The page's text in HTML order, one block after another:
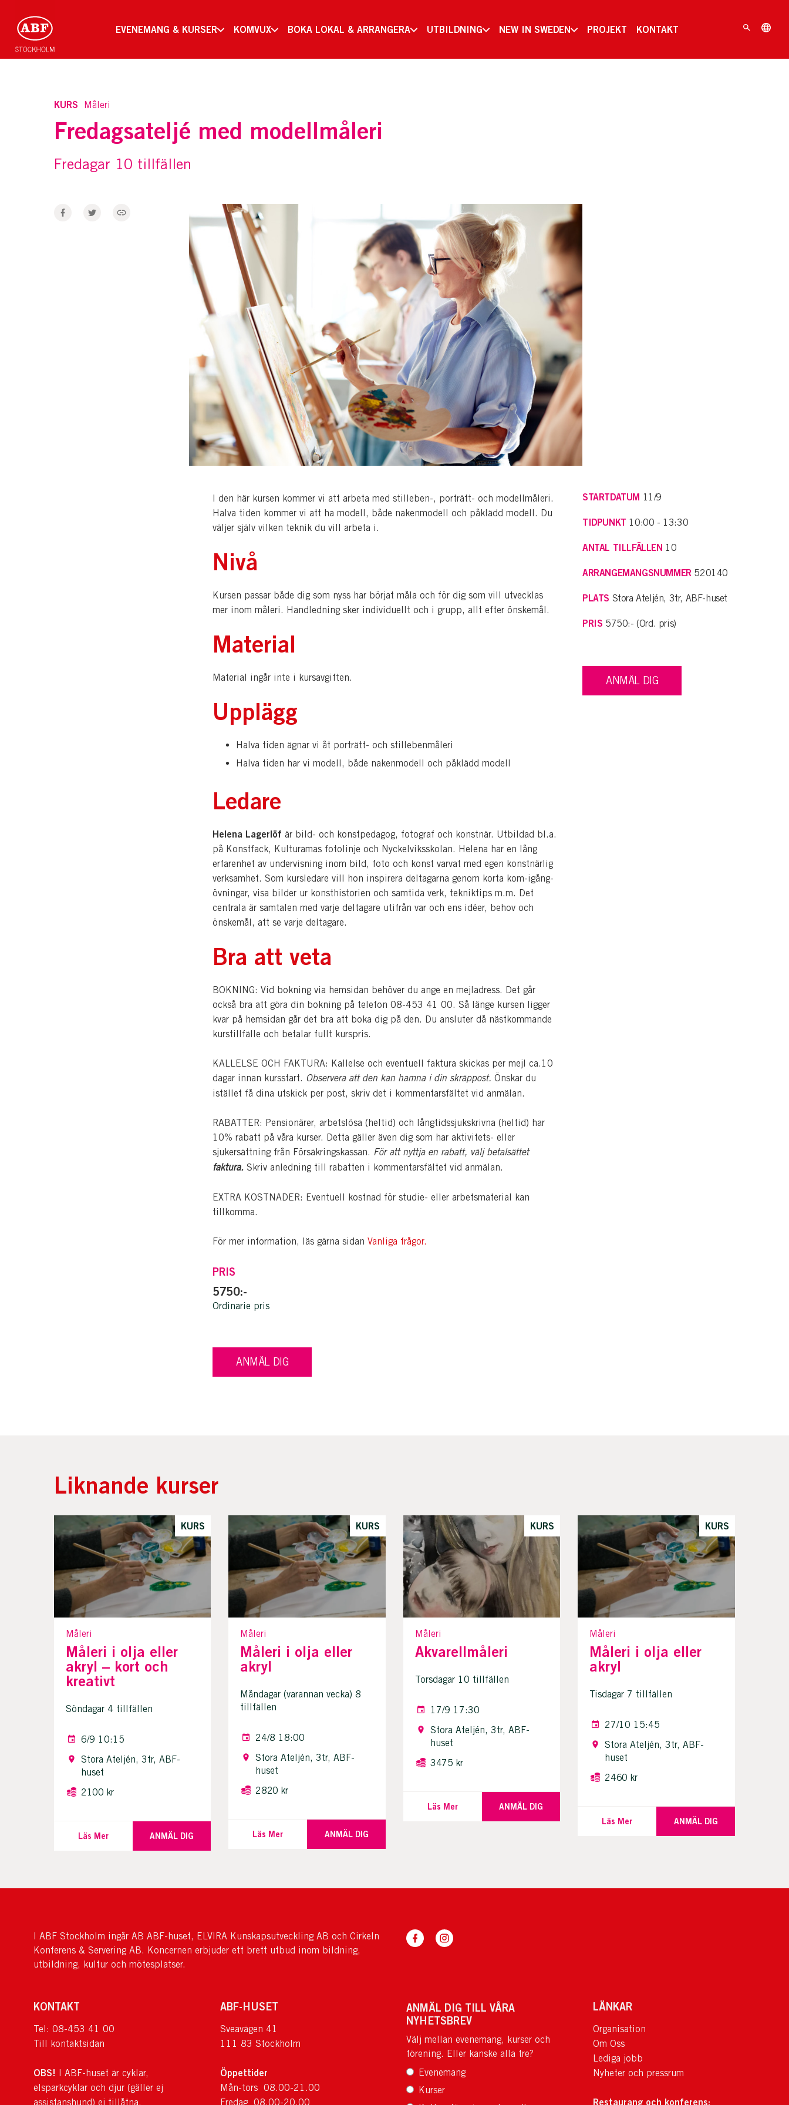
EVENEMANG & KURSER KOMVUX BOKA LOKAL & ARRANGERA UTBILDNING NEW IN SWEDEN PROJEKT KONTAKT
KURS Måleri
Fredagsateljé med modellmåleri
Fredagar 10 tillfällen
I den här kursen kommer vi att arbeta med stilleben-, porträtt- och modellmåleri.
Halva tiden kommer vi att ha modell, både nakenmodell och påklädd modell. Du
väljer själv vilken teknik du vill arbeta i.
Nivå
Kursen passar både dig som nyss har börjat måla och för dig som vill utvecklas
mer inom måleri. Handledning sker individuellt och i grupp, allt efter önskemål.
Material
Material ingår inte i kursavgiften.
Upplägg
Halva tiden ägnar vi åt porträtt- och stillebenmåleri
Halva tiden har vi modell, både nakenmodell och påklädd modell
Ledare
Helena Lagerlöf är bild- och konstpedagog, fotograf och konstnär. Utbildad bl.a.
på Konstfack, Kulturamas fotolinje och Nyckelviksskolan. Helena har en lång
erfarenhet av undervisning inom bild, foto och konst varvat med egen konstnärlig
verksamhet. Som kursledare vill hon inspirera deltagarna genom korta kom-igång-
övningar, visa bilder ur konsthistorien och samtida verk, tekniktips m.m. Det
centrala är samtalen med varje deltagare utifrån var och ens idéer, behov och
önskemål, att se varje deltagare.
Bra att veta
BOKNING: Vid bokning via hemsidan behöver du ange en mejladress. Det går
också bra att göra din bokning på telefon 08-453 41 00. Så länge kursen ligger
kvar på hemsidan går det bra att boka dig på den. Du ansluter då nästkommande
kurstillfälle och betalar fullt kurspris.
KALLELSE OCH FAKTURA: Kallelse och eventuell faktura skickas per mejl ca.10
dagar innan kursstart. Observera att den kan hamna i din skräppost. Önskar du
istället få dina utskick per post, skriv det i kommentarsfältet vid anmälan.
RABATTER: Pensionärer, arbetslösa (heltid) och långtidssjukskrivna (heltid) har
10% rabatt på våra kurser. Detta gäller även dig som har aktivitets- eller
sjukersättning från Försäkringskassan. För att nyttja en rabatt, välj betalsättet
faktura. Skriv anledning till rabatten i kommentarsfältet vid anmälan.
EXTRA KOSTNADER: Eventuell kostnad för studie- eller arbetsmaterial kan
tillkomma.
För mer information, läs gärna sidan Vanliga frågor.
PRIS
5750:-
Ordinarie pris
ANMÄL DIG
STARTDATUM 11/9
TIDPUNKT 10:00 - 13:30
ANTAL TILLFÄLLEN 10
ARRANGEMANGSNUMMER520140
PLATS Stora Ateljén, 3tr, ABF-huset
PRIS 5750:- (Ord. pris)
ANMÄL DIG
Liknande kurser
KURS
Måleri
Måleri i olja eller
akryl – kort och
kreativt
Söndagar 4 tillfällen
6/9 10:15
Stora Ateljén, 3tr, ABF-
huset
2100 kr
Läs Mer ANMÄL DIG
KURS
Måleri
Måleri i olja eller
akryl
Måndagar (varannan vecka) 8
tillfällen
24/8 18:00
Stora Ateljén, 3tr, ABF-
huset
2820 kr
Läs Mer ANMÄL DIG
KURS
Måleri
Akvarellmåleri
Torsdagar 10 tillfällen
17/9 17:30
Stora Ateljén, 3tr, ABF-
huset
3475 kr
Läs Mer ANMÄL DIG
KURS
Måleri
Måleri i olja eller
akryl
Tisdagar 7 tillfällen
27/10 15:45
Stora Ateljén, 3tr, ABF-
huset
2460 kr
Läs Mer ANMÄL DIG
I ABF Stockholm ingår AB ABF-huset, ELVIRA Kunskapsutveckling AB och Cirkeln
Konferens & Servering AB. Koncernen erbjuder ett brett utbud inom bildning,
utbildning, kultur och mötesplatser.
KONTAKT
Tel: 08-453 41 00
Till kontaktsidan
OBS!
I ABF-huset är cyklar,
elsparkcyklar och djur (gäller ej
assistanshund) ej tillåtna.
ABF-HUSET
Sveavägen 41
111 83 Stockholm
Öppettider
Mån-tors 08.00-21.00
Fredag 08.00-20.00
ANMÄL DIG TILL VÅRA
NYHETSBREV
Välj mellan evenemang, kurser och
förening. Eller kanske alla tre?
Evenemang
Kurser
LÄNKAR
Organisation
Om Oss
Lediga jobb
Nyheter och pressrum
Restaurang och konferens: